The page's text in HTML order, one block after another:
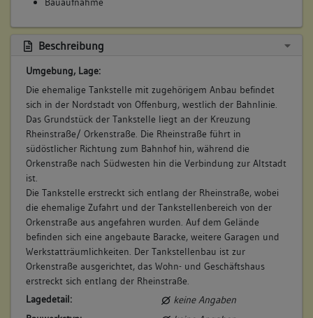
Ende der 1960er Jahre wurde der Tankstellenbetrieb
Tanksäulen wurden zurück gebaut, die unterirdischen Tanks
verfüllt.
Mehrere Besitzer- und damit einhergehende
Nutzungswechsel folgten. Die Geschäftsnutzung im
Erdgeschoss des Tankwarthauses bedingte den Einbau von
Leichtbauwände, das Obergeschoss wurde zu Wohnzwecken
genutzt.
Ende des 20. Jahrhunderts wurde das Dach wohl neu
gedeckt.
Betroffene Gebäudeteile:
Erdgeschoss
Obergeschoss(e)
Dachgeschoss(e)
Ausstattung
Beschreibung
Umgebung, Lage:
Die ehemalige Tankstelle mit zugehörigem Anbau befindet
sich in der Nordstadt von Offenburg, westlich der Bahnlinie.
Das Grundstück der Tankstelle liegt an der Kreuzung
Rheinstraße/ Orkenstraße. Die Rheinstraße führt in
südöstlicher Richtung zum Bahnhof hin, während die
Orkenstraße nach Südwesten hin die Verbindung zur Altstadt
ist.
Die Tankstelle erstreckt sich entlang der Rheinstraße, wobei
die ehemalige Zufahrt und der Tankstellenbereich von der
Orkenstraße aus angefahren wurden. Auf dem Gelände
befinden sich eine angebaute Baracke, weitere Garagen und
Werkstatträumlichkeiten. Der Tankstellenbau ist zur
Orkenstraße ausgerichtet, das Wohn- und Geschäftshaus
erstreckt sich entlang der Rheinstraße.
Lagedetail:
keine Angaben